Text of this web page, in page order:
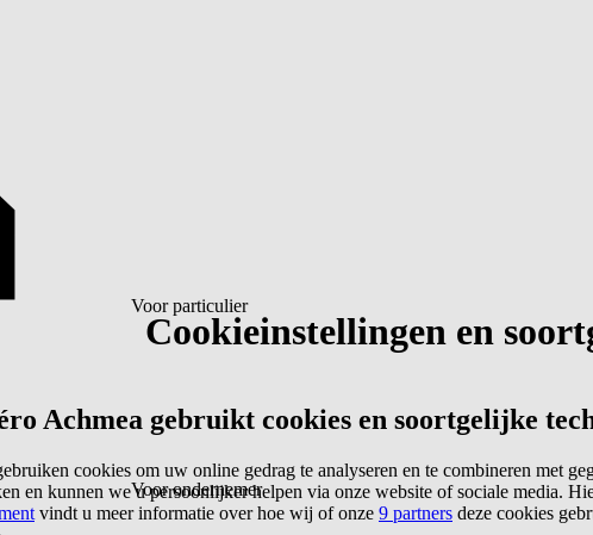
Voor particulier
Voor ondernemer
Cookieinstellingen en
Achmea gebruikt cookies en soortgelijke
cookies om uw online gedrag te analyseren en te combineren met
en kunnen we u persoonlijker helpen via onze website of sociale media.
vindt u meer informatie over hoe wij of onze 9 partners deze cookies